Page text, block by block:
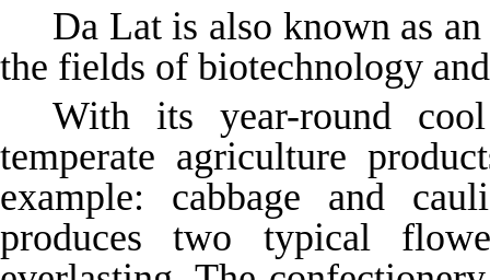
Da Lat is also known as
the fields of biotechnology
With its year-round
temperate agriculture
example: cabbage and
produces two typical